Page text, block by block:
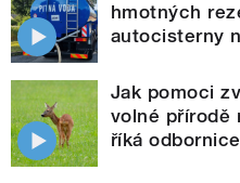
hmotných
autocisterny
Jak pomoci
volné přírodě
říká odbornice